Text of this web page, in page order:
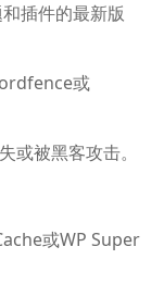
插件的最新版
或
或被黑客攻击。
或WP Super